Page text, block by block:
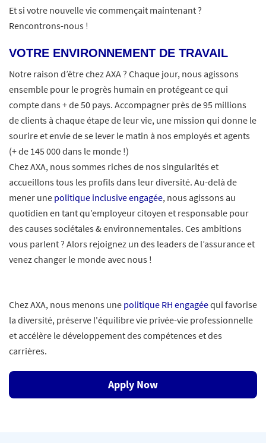
Et si votre nouvelle vie commençait maintenant ?
Rencontrons-nous !
VOTRE ENVIRONNEMENT DE TRAVAIL
Notre raison d’être chez AXA ? Chaque jour, nous agissons
ensemble pour le progrès humain en protégeant ce qui
compte dans + de 50 pays. Accompagner près de 95 millions
de clients à chaque étape de leur vie, une mission qui donne le
sourire et envie de se lever le matin à nos employés et agents
(+ de 145 000 dans le monde !)
Chez AXA, nous sommes riches de nos singularités et
accueillons tous les profils dans leur diversité. Au-delà de
mener une politique inclusive engagée, nous agissons au
quotidien en tant qu’employeur citoyen et responsable pour
des causes sociétales & environnementales. Ces ambitions
vous parlent ? Alors rejoignez un des leaders de l’assurance et
venez changer le monde avec nous !
Chez AXA, nous menons une politique RH engagéequi favorise
la diversité, préserve l'équilibre vie privée-vie professionnelle
et accélère le développement des compétences et des
carrières.
Apply Now